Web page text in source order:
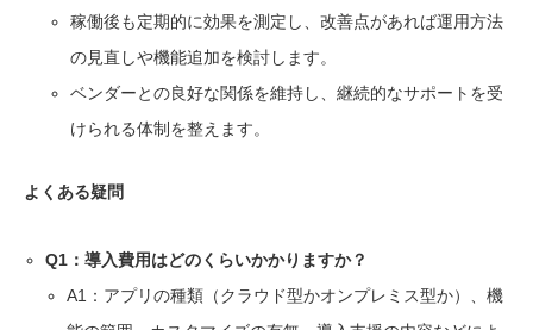
稼働後も定期的に効果を測定し、改善点があれば運用方法
の見直しや機能追加を検討します。
ベンダーとの良好な関係を維持し、継続的なサポートを受
けられる体制を整えます。
よくある疑問
Q1：導入費用はどのくらいかかりますか？
A1：アプリの種類（クラウド型かオンプレミス型か）、機